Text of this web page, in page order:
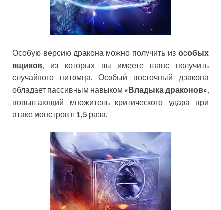
Особую версию дракона можно получить из особых
ящиков, из которых вы имеете шанс получить
случайного питомца. Особый восточный дракона
обладает пассивным навыком «Владыка драконов»,
повышающий множитель критического удара при
атаке монстров в 1,5 раза.